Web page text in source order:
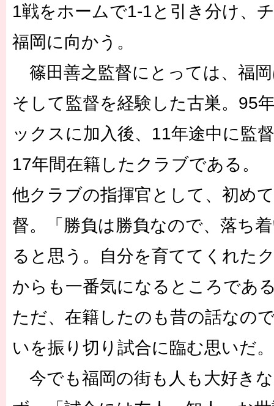
1戦をホームで1-1と引き分け、
福岡に向かう。
篠田善之監督にとっては、福
そして監督を経験した古巣。95
ックスに加入後、11年途中に監
17年間在籍したクラブである。
他クラブの指揮官として、初め
督。「勝負は勝負なので、落ち
ると思う。自分を育ててくれた
からも一番気になるところであ
ただ、在籍したのも昔の話なの
いを振り切り試合に臨む思いだ。
今でも福岡の街も人も大好き